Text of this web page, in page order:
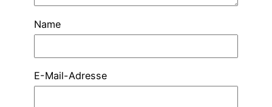
Name
E-Mail-Adresse